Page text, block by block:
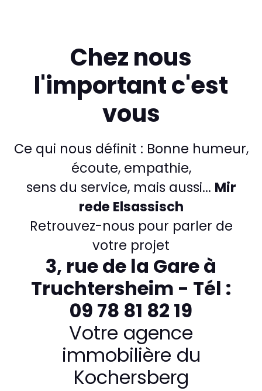
Chez nous
l'important c'est
vous
Ce qui nous définit : Bonne humeur,
écoute, empathie,
sens du service, mais aussi... Mir
rede Elsassisch
Retrouvez-nous pour parler de
votre projet
3, rue de la Gare à
Truchtersheim - Tél :
09 78 81 82 19
Votre agence
immobilière du
Kochersberg